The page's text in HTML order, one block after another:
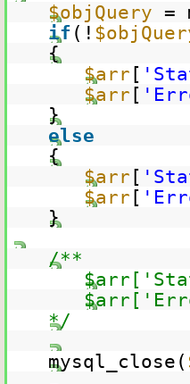
$objQuery =
if (!
{
$arr [
$arr [
}
else
{
$arr [
$arr [
}
/**
*/
mysql_close(